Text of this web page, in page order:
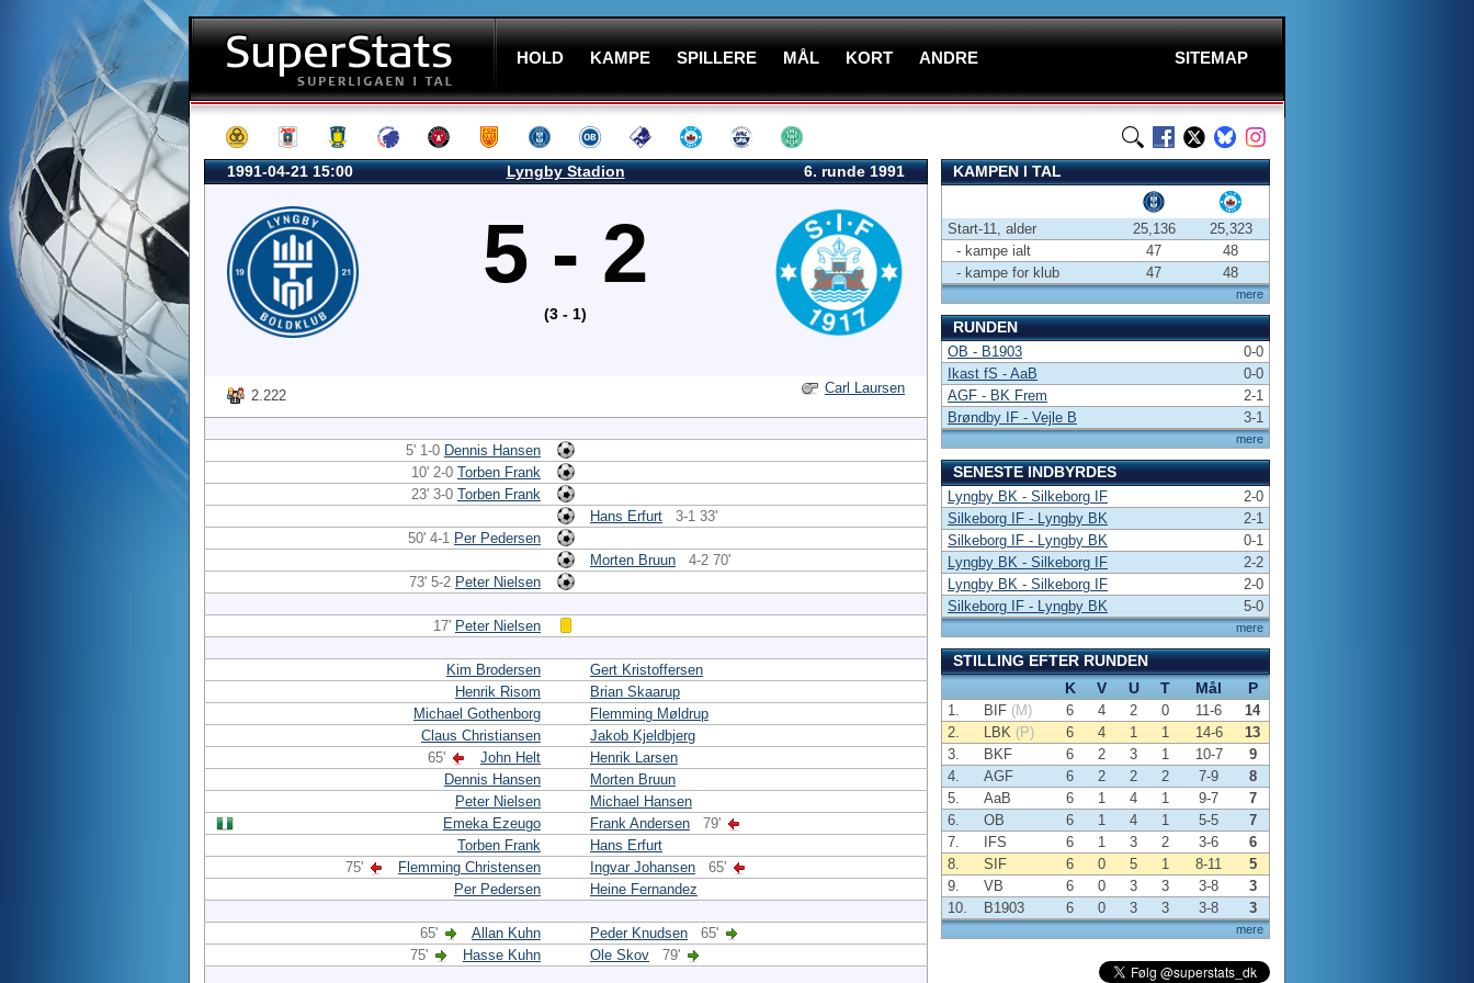
HOLD KAMPE SPILLERE MÅL KORT ANDRE SITEMAP
1991-04-21 15:00 Lyngby Stadion 6. runde 1991
5 - 2
(3 - 1)
2.222 Carl Laursen
5' 1-0 Dennis Hansen
10' 2-0 Torben Frank
23' 3-0 Torben Frank
Hans Erfurt
3-1 33'
50' 4-1 Per Pedersen
Morten Bruun
4-2 70'
73' 5-2 Peter Nielsen
17' Peter Nielsen
Kim Brodersen
Gert Kristoffersen
Henrik Risom
Brian Skaarup
Michael Gothenborg
Flemming Møldrup
Claus Christiansen
Jakob Kjeldbjerg
65'
John Helt
Henrik Larsen
Dennis Hansen
Morten Bruun
Peter Nielsen
Michael Hansen
Emeka Ezeugo
Frank Andersen
79'
Torben Frank
Hans Erfurt
75'
Flemming Christensen Ingvar Johansen
65'
Per Pedersen
Heine Fernandez
65' Allan Kuhn Peder Knudsen
65'
75'
Hasse Kuhn Ole Skov 79'
KAMPEN I TAL
mere
Start-11, alder 25,136
25,323
- kampe ialt
47
48
- kampe for klub
47 48
RUNDEN
mere
OB - B1903
0-0
Ikast fS - AaB
0-0
AGF - BK Frem
2-1
Brøndby IF - Vejle B
3-1
SENESTE INDBYRDES
mere
Lyngby BK - Silkeborg IF
2-0
Silkeborg IF - Lyngby BK
2-1
Silkeborg IF - Lyngby BK
0-1
Lyngby BK - Silkeborg IF
2-2
Lyngby BK - Silkeborg IF
2-0
Silkeborg IF - Lyngby BK
5-0
STILLING EFTER RUNDEN
K
V U T Mål P
mere
1. BIF (M) 6 4 2 0 11-6
14
2.
LBK (P) 6 4 1 1 14-6
13
3.
BKF 6 2 3 1 10-7
9
4.
AGF 6 2 2 2 7-9
8
5.
AaB 6 1 4 1 9-7
7
6.
OB 6 1 4 1 5-5
7
7.
IFS 6 1 3 2 3-6
6
8.
SIF 6 0 5 1 8-11
5
9.
VB 6 0 3 3 3-8
3
10.
B1903 6 0 3 3 3-8 3